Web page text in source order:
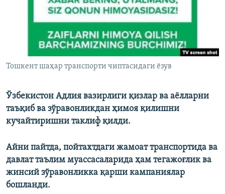
Тошкент шаҳар транспорти чиптасидаги ёзув
Ўзбекистон Адлия вазирлиги қизлар ва аёлларни
таъқиб ва зўравонликдан ҳимоя қилишни
кучайтиришни таклиф қилди.
Айни пайтда, пойтахтдаги жамоат транспортида ва
давлат таълим муассасаларида ҳам тегажоғлик ва
жинсий зўравонликка қарши кампаниялар
бошланди.